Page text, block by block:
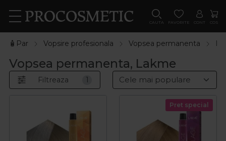
CAUTA FAVORITE CONT COS
🧴Par Vopsire profesionala Vopsea permanenta
Vopsea permanenta, Lakme
Filtreaza 1
Pret special